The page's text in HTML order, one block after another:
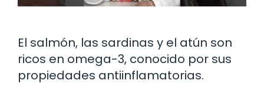
El salmón, las sardinas y el atún son
ricos en omega-3, conocido por sus
propiedades antiinflamatorias.